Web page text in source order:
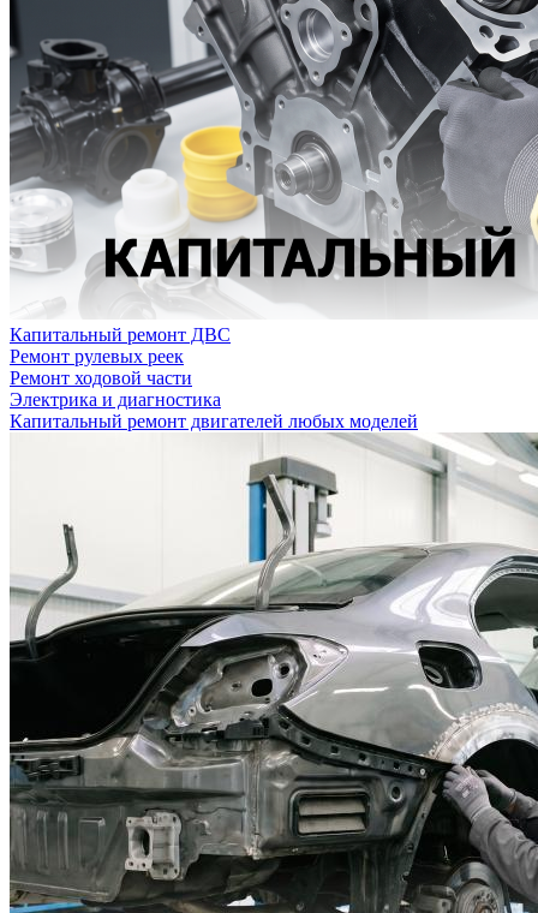
Капитальный ремонт ДВС
Ремонт рулевых реек
Ремонт ходовой части
Электрика и диагностика
Капитальный ремонт двигателей любых моделей